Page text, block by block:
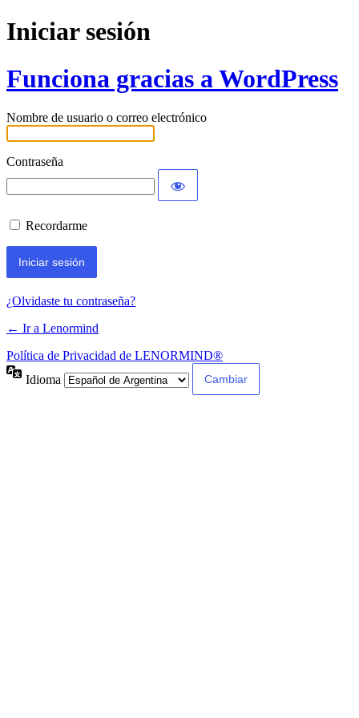
Iniciar sesión
Funciona gracias a WordPress
Nombre de usuario o correo electrónico
Contraseña
Recordarme
¿Olvidaste tu contraseña?
← Ir a Lenormind
Política de Privacidad de LENORMIND®
Idioma